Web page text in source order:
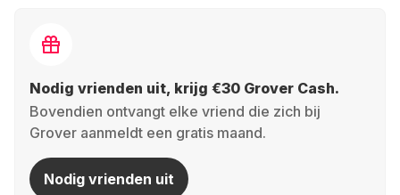
Nodig vrienden uit, krijg €30 Grover Cash.
Bovendien ontvangt elke vriend die zich bij
Grover aanmeldt een gratis maand.
Nodig vrienden uit